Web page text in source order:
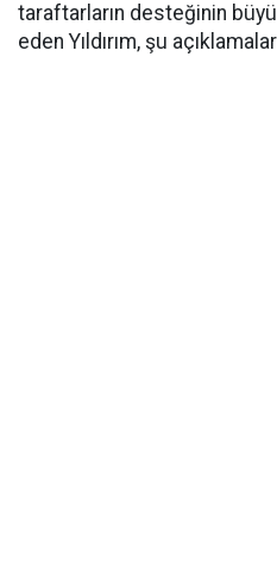
taraftarların desteğinin
eden Yıldırım, şu